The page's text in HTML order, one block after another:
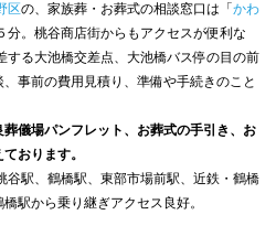
区の、家族葬・お葬式の相談窓口は「 かわ
分。桃谷商店街からもアクセスが便利な
する大池橋交差点、大池橋バス停の目の前
、事前の費用見積り、準備や手続きのこと
儀場パンフレット、お葬式の手引き、お
おります。
谷駅、鶴橋駅、東部市場前駅、近鉄・鶴橋
駅から乗り継ぎアクセス良好。